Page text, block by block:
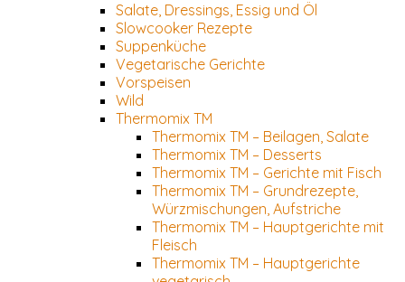
Salate, Dressings, Essig und Öl
Slowcooker Rezepte
Suppenküche
Vegetarische Gerichte
Vorspeisen
Wild
Thermomix TM
Thermomix TM – Beilagen, Salate
Thermomix TM – Desserts
Thermomix TM – Gerichte mit Fisch
Thermomix TM – Grundrezepte,
Würzmischungen, Aufstriche
Thermomix TM – Hauptgerichte mit
Fleisch
Thermomix TM – Hauptgerichte